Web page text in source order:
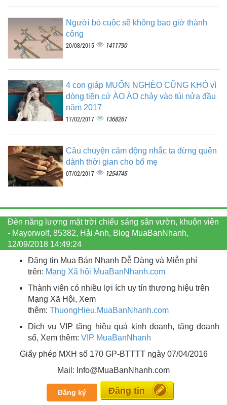
Người bỏ cuộc sẽ không bao giờ thành
công
20/08/2015 1411790
4 con giáp MUỐN NGHÈO CŨNG KHÓ vì
dòng tiền cứ ÀO ÀO chảy vào túi nửa đầu
năm 2017
17/02/2017 1368261
Câu chuyện cảm động nhắc ta đừng quên
dành thời gian cho bố mẹ
07/02/2017 1254745
Đèn năng lượng mặt trời chiếu sáng sân vườn, khuôn viên
- Mayorwolf, 85382, Hải Anh, Blog MuaBanNhanh,
12/09/2018 14:49:24
Đăng tin Mua Bán Nhanh Dễ Dàng và Miễn phí
trên: Mạng Xã hội MuaBanNhanh.com
Thành viên có nhiều lợi ích uy tín thương hiệu trên
Mạng Xã Hội, Xem
thêm: ThuongHieu.MuaBanNhanh.com
Dịch vụ VIP tăng hiệu quả kinh doanh, tăng doanh
số, Xem thêm: VIP MuaBanNhanh
Giấy phép MXH số 170 GP-BTTTT ngày 07/04/2016
Mail: Info@MuaBanNhanh.com
Đăng ký Miễn phí